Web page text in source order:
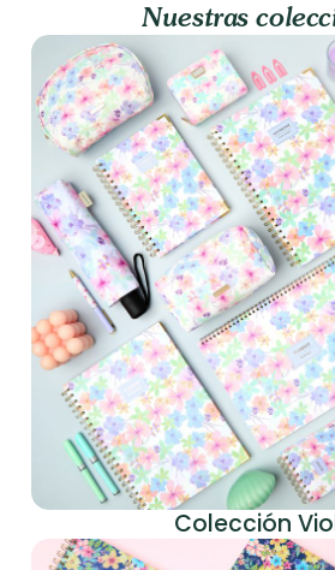
Nuestras
Colección